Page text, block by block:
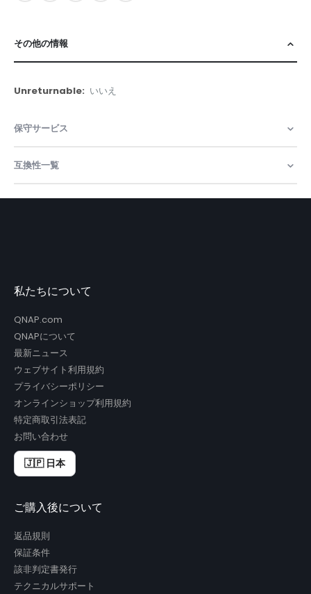
その他の情報
そ
の
情
報
いいえ
保守サービス
互換性一覧
私たちについて
QNAP.com
QNAPについて
最新ニュース
ウェブサイト利用規約
プライバシーポリシー
オンラインショップ利用規約
特定商取引法表記
お問い合わせ
🇯🇵 日本
ご購入後について
返品規則
保証条件
該非判定書発行
テクニカルサポート